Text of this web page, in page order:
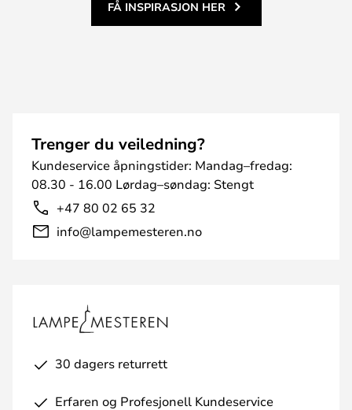
FÅ INSPIRASJON HER
Trenger du veiledning?
Kundeservice åpningstider: Mandag–fredag:
08.30 - 16.00 Lørdag–søndag: Stengt
+47 80 02 65 32
info@lampemesteren.no
30 dagers returrett
Erfaren og Profesjonell Kundeservice